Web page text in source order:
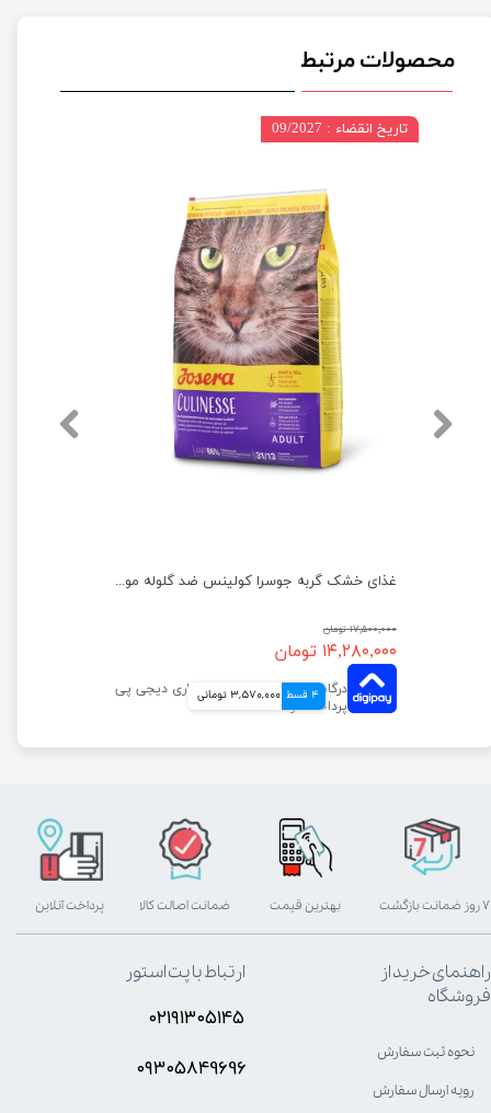
محصولات مرتبط
غذای خشک گربه جوسرا کولینس ضد گلوله مویی وزن 10 کیلوگرم
۱۷,۵۰۰,۰۰۰ تومان
۱۴,۲۸۰,۰۰۰ تومان
4 قسط 3,570,000 تومانی
تاریخ انقضاء : 09/2027
بهترین قیمت پرداخت آنلاین ۷ روز ضمانت بازگشت ضمانت اصالت کالا
راهنمای خرید از
فروشگاه
نحوه ثبت سفارش
رویه ارسال سفارش
ارتباط با پت استور
۰۲۱۹۱۳۰۵۱۴۵
۰۹۳۰۵8۴9696